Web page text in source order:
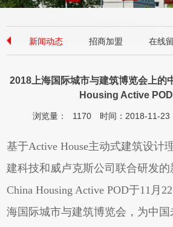
国 新闻动态 招商加盟 在线
2018上海国际城市与建筑博览会上的
Housing Active
浏览量： 1170 时间：2018-11-23
基于Active House主动式建筑设计
建科技和威卢克斯公司联合研发
China Housing Active POD于11月
海国际城市与建筑博览会，为中